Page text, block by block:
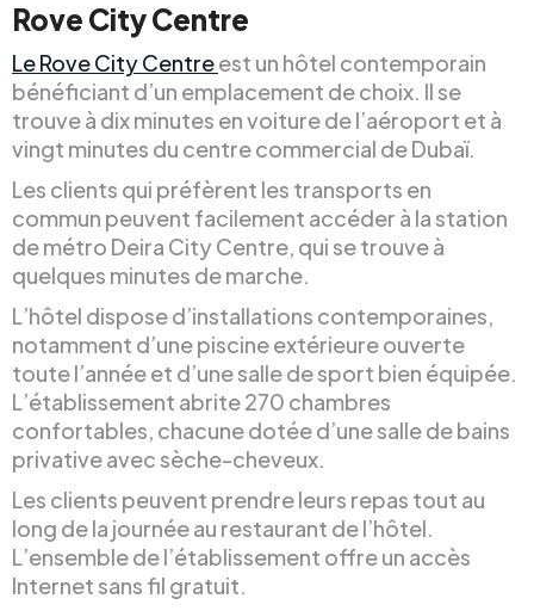
Rove City Centre
Le Rove City Centreest un hôtel contemporain
bénéficiant d’un emplacement de choix. Il se
trouve à dix minutes en voiture de l’aéroport et à
vingt minutes du centre commercial de Dubaï.
Les clients qui préfèrent les transports en
commun peuvent facilement accéder à la station
de métro Deira City Centre, qui se trouve à
quelques minutes de marche.
L’hôtel dispose d’installations contemporaines,
notamment d’une piscine extérieure ouverte
toute l’année et d’une salle de sport bien équipée.
L’établissement abrite 270 chambres
confortables, chacune dotée d’une salle de bains
privative avec sèche-cheveux.
Les clients peuvent prendre leurs repas tout au
long de la journée au restaurant de l’hôtel.
L’ensemble de l’établissement offre un accès
Internet sans fil gratuit.